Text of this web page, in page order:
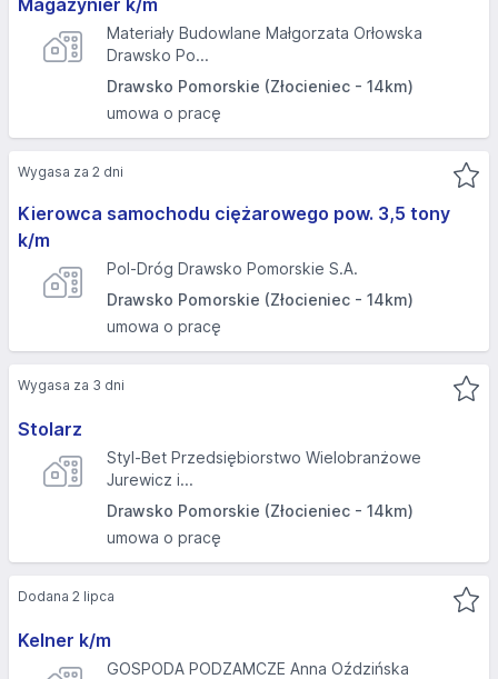
Magazynier k/m
Materiały Budowlane Małgorzata Orłowska
Drawsko Po...
Drawsko Pomorskie (Złocieniec - 14km)
umowa o pracę
Kierowca samochodu ciężarowego pow. 3,5 tony
k/m
Pol-Dróg Drawsko Pomorskie S.A.
Drawsko Pomorskie (Złocieniec - 14km)
umowa o pracę
Wygasa za 2 dni
Stolarz
Styl-Bet Przedsiębiorstwo Wielobranżowe
Jurewicz i...
Drawsko Pomorskie (Złocieniec - 14km)
umowa o pracę
Wygasa za 3 dni
Kelner k/m
GOSPODA PODZAMCZE Anna Oździńska
Dodana 2 lipca